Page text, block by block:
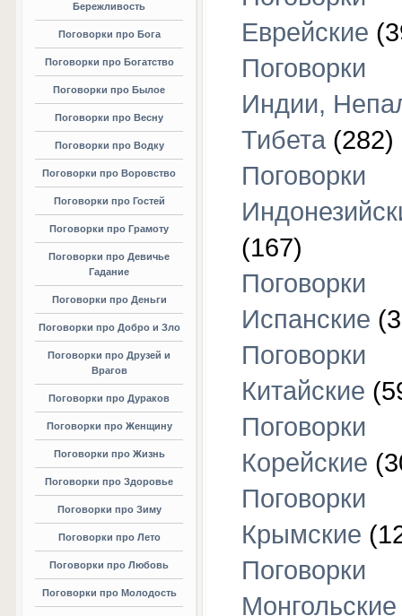
Бережливость
Поговорки про Бога
Поговорки про Богатство
Поговорки про Былое
Поговорки про Весну
Поговорки про Водку
Поговорки про Воровство
Поговорки про Гостей
Поговорки про Грамоту
Поговорки про Девичье
Гадание
Поговорки про Деньги
Поговорки про Добро и Зло
Поговорки про Друзей и
Врагов
Поговорки про Дураков
Поговорки про Женщину
Поговорки про Жизнь
Поговорки про Здоровье
Поговорки про Зиму
Поговорки про Лето
Поговорки про Любовь
Поговорки про Молодость
Еврейские
Поговорки
Индии,
Тибета (282)
Поговорки
(167)
Поговорки
Испанские
Поговорки
Китайские
Поговорки
Корейские
Поговорки
Крымские
Поговорки
Монгольские